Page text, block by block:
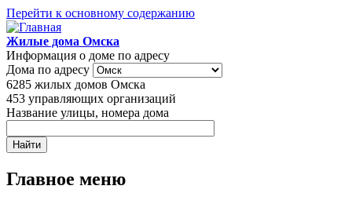
Перейти к основному содержанию
Жилые дома Омска
Информация о доме по адресу
Дома по адресу
6285 жилых домов Омска
453 управляющих организаций
Название улицы, номера дома
Главное меню